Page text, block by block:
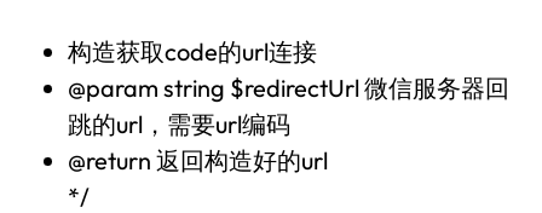
构造获取code的url连接
@param string $redirectUrl 微信服务器回
跳的url，需要url编码
@return 返回构造好的url
*/